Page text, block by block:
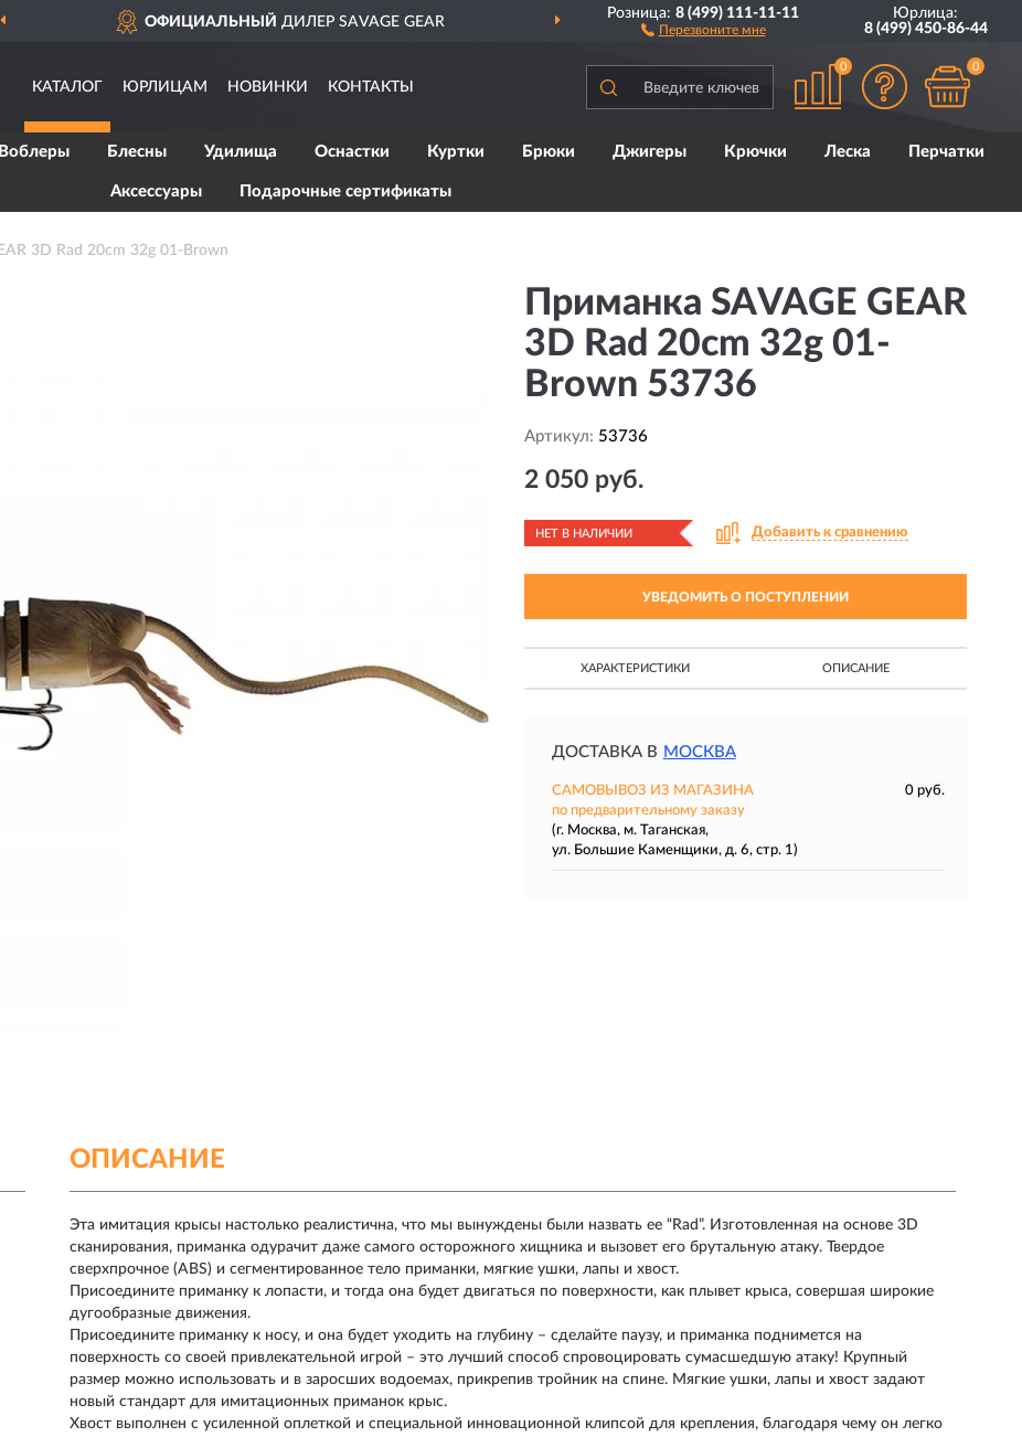
ОФИЦИАЛЬНЫЙ ДИЛЕР SAVAGE GEAR ДОСТАВИМ ПО ВСЕЙ РОССИИ
Розница:8 (499) 111-11-11
Перезвоните мне
Юрлица:
8 (499) 450-86-44
КАТАЛОГ ЮРЛИЦАМ НОВИНКИ КОНТАКТЫ
0 0
Воблеры Блесны Удилища Оснастки Куртки Брюки Джигеры Крючки Леска Перчатки
Аксессуары Подарочные сертификаты
3D Rad 20cm 32g 01-Brown
Приманка SAVAGE GEAR
3D Rad 20cm 32g 01-
Brown 53736
Артикул: 53736
2 050 руб.
НЕТ В НАЛИЧИИ Добавить к сравнению
УВЕДОМИТЬ О ПОСТУПЛЕНИИ
ХАРАКТЕРИСТИКИ ОПИСАНИЕ
ДОСТАВКА В МОСКВА
САМОВЫВОЗ ИЗ МАГАЗИНА
0 руб.
по предварительному заказу
(г. Москва, м. Таганская,
ул. Большие Каменщики, д. 6, стр. 1)
ОПИСАНИЕ
Эта имитация крысы настолько реалистична, что мы вынуждены были назвать ее “Rad”. Изготовленная на основе 3D
сканирования, приманка одурачит даже самого осторожного хищника и вызовет его брутальную атаку. Твердое
сверхпрочное (ABS) и сегментированное тело приманки, мягкие ушки, лапы и хвост.
Присоедините приманку к лопасти, и тогда она будет двигаться по поверхности, как плывет крыса, совершая широкие
дугообразные движения.
Присоедините приманку к носу, и она будет уходить на глубину – сделайте паузу, и приманка поднимется на
поверхность со своей привлекательной игрой – это лучший способ спровоцировать сумасшедшую атаку! Крупный
размер можно использовать и в заросших водоемах, прикрепив тройник на спине. Мягкие ушки, лапы и хвост задают
новый стандарт для имитационных приманок крыс.
Хвост выполнен с усиленной оплеткой и специальной инновационной клипсой для крепления, благодаря чему он легко